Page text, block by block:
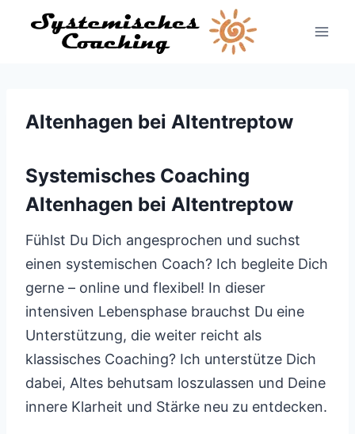
Inhalt
Altenhagen bei Altentreptow
Systemisches Coaching
Altenhagen bei Altentreptow
Fühlst Du Dich angesprochen und suchst
einen systemischen Coach? Ich begleite Dich
gerne – online und flexibel! In dieser
intensiven Lebensphase brauchst Du eine
Unterstützung, die weiter reicht als
klassisches Coaching? Ich unterstütze Dich
dabei, Altes behutsam loszulassen und Deine
innere Klarheit und Stärke neu zu entdecken.